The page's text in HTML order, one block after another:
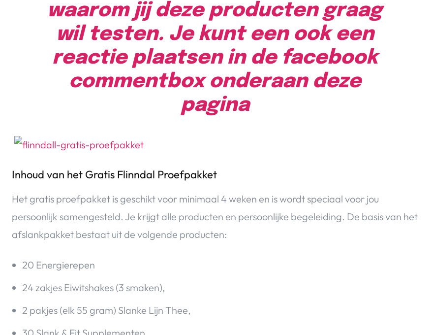
waarom jij deze producten graag
wil testen. Je kunt een ook een
reactie plaatsen in de facebook
commentbox onderaan deze
pagina
Inhoud van het Gratis Flinndal Proefpakket
Het gratis proefpakket is geschikt voor minimaal 4 weken en is wordt speciaal voor jou
persoonlijk samengesteld. Je krijgt alle producten en persoonlijke begeleiding. De basis van het
afslankpakket bestaat uit de volgende producten:
20 Energierepen
24 zakjes Eiwitshakes (3 smaken),
2 pakjes (elk 55 gram) Slanke Lijn Thee,